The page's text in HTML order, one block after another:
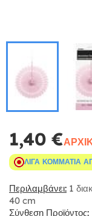
1,40 €
ΛΊΓΑ ΚΟΜΜΆΤΙΑ
Περιλαμβάνει: 1
40 cm
Σύνθεση Προϊόντος: